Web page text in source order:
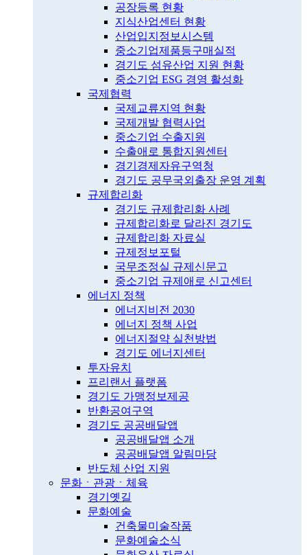
공장등록 현황
지식산업센터 현황
산업입지정보시스템
중소기업제품등구매실적
경기도 섬유산업 지원 현황
중소기업 ESG 경영 활성화
국제협력
국제교류지역 현황
국제개발 협력사업
중소기업 수출지원
수출애로 통합지원센터
경기경제자유구역청
경기도 공무국외출장 운영 계획
규제합리화
경기도 규제합리화 사례
규제합리화로 달라진 경기도
규제합리화 자료실
규제정보포털
국무조정실 규제신문고
중소기업 규제애로 신고센터
에너지 정책
에너지비전 2030
에너지 정책 사업
에너지절약 실천방법
경기도 에너지센터
투자유치
프리랜서 플랫폼
경기도 가맹정보제공
반환공여구역
경기도 공공배달앱
공공배달앱 소개
공공배달앱 알림마당
반도체 산업 지원
문화ㆍ관광ㆍ체육
경기옛길
문화예술
건축물미술작품
문화예술소식